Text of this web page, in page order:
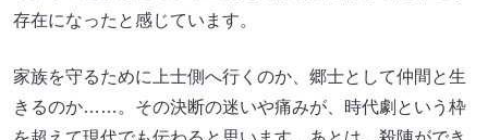
存在になったと感じています。
家族を守るために上士側へ行くのか、郷士として仲間と生
きるのか……。その決断の迷いや痛みが、時代劇という枠